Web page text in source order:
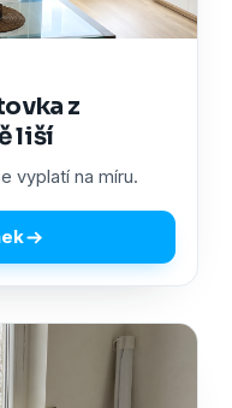
z
liší
vyplatí na míru.